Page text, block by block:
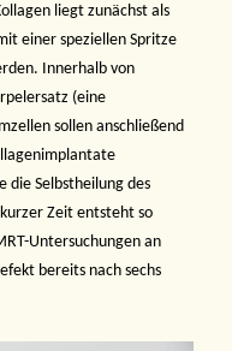
liegt zunächst als
einer speziellen Spritze
Innerhalb von
(eine
sollen anschließend
die Selbstheilung des
Zeit entsteht so
Untersuchungen an
bereits nach sechs